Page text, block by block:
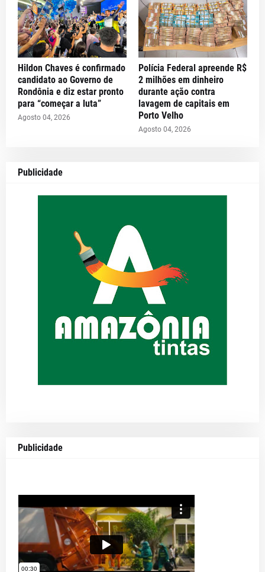
Hildon Chaves é confirmado
candidato ao Governo de
Rondônia e diz estar pronto
para “começar a luta”
Agosto 04, 2026
Polícia Federal apreende R$
2 milhões em dinheiro
durante ação contra
lavagem de capitais em
Porto Velho
Agosto 04, 2026
Publicidade
Publicidade